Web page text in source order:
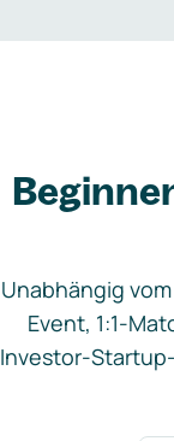
Unabhängig
Event, 1:1-
Investor-